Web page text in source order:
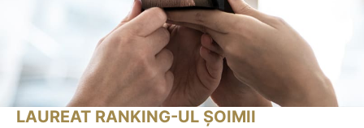
LAUREAT RANKING-UL ȘOIMII